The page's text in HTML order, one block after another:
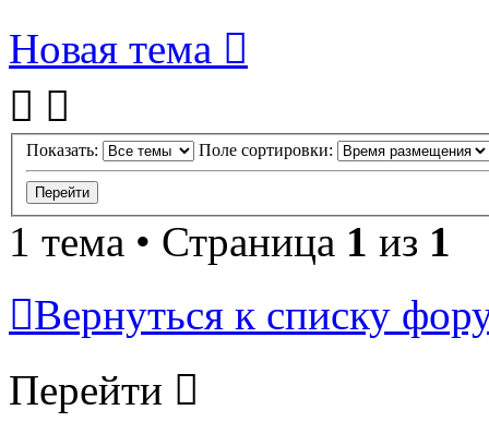
Новая тема
Показать: Поле сортировки:
1 тема • Страница 1 из 1
Вернуться к списку
Перейти